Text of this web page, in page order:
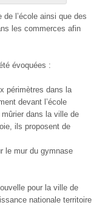
l’école ainsi que des
les commerces afin
évoquées :
périmètres dans la
devant l’école
dans la ville de
ils proposent de
le mur du gymnase
pour la ville de
nationale territoire